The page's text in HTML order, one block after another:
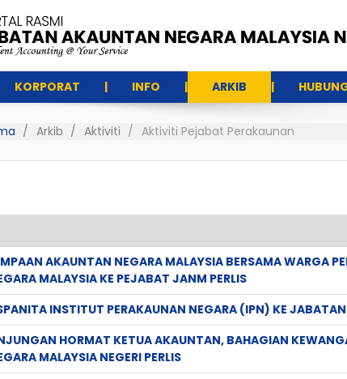
KORPORAT INFO ARKIB
Arkib Aktiviti Aktiviti Pejabat Perakaunan
AKAUNTAN NEGARA MALAYSIA BERSAMA WARGA
MALAYSIA KE PEJABAT JANM PERLIS
INSTITUT PERAKAUNAN NEGARA (IPN) KE
HORMAT KETUA AKAUNTAN, BAHAGIAN
MALAYSIA NEGERI PERLIS